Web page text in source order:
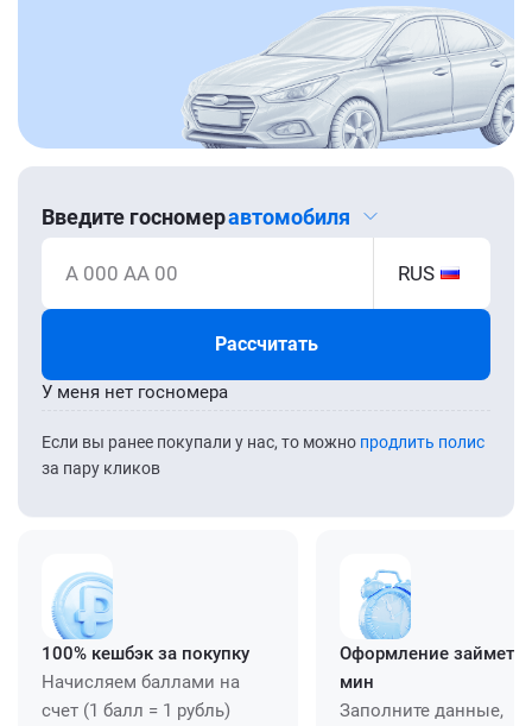
Введите госномеравтомобиля
А 000 АА 00 RUS
Рассчитать
Если вы ранее покупали у нас, то можно продлить полис
за пару кликов
У меня нет госномера
100% кешбэк за покупку
Начисляем баллами на
счет (1 балл = 1 рубль)
Оформление займет
мин
Заполните данные,